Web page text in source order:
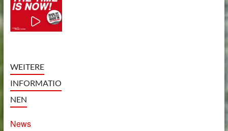
WEITERE
INFORMATIO
NEN
News